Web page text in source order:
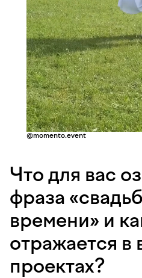
@momento.event
Что для вас
фраза
времени» и
отражается в
проектах?